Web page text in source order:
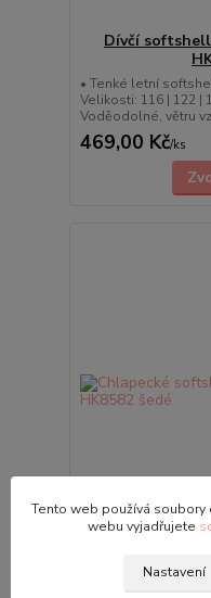
Dívčí
• Tenké letní
Velikosti: 116 | 122 |
Voděodolné, větru
469,00 Kč/ks
Chlapecké
Tento web používá
webu vyjadřujete
Nastavení